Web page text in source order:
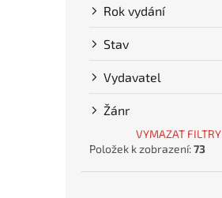
Rok vydání
Stav
Vydavatel
Žánr
VYMAZAT FILTRY
Položek k zobrazení:73